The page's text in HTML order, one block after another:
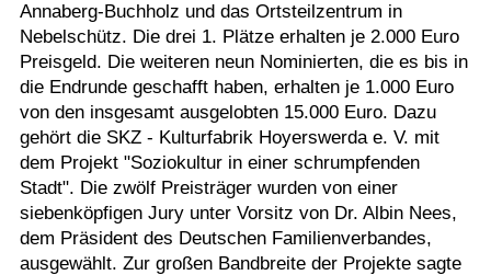
Annaberg-Buchholz und das Ortsteilzentrum in
Nebelschütz. Die drei 1. Plätze erhalten je 2.000 Euro
Preisgeld. Die weiteren neun Nominierten, die es bis in
die Endrunde geschafft haben, erhalten je 1.000 Euro
von den insgesamt ausgelobten 15.000 Euro. Dazu
gehört die SKZ - Kulturfabrik Hoyerswerda e. V. mit
dem Projekt "Soziokultur in einer schrumpfenden
Stadt". Die zwölf Preisträger wurden von einer
siebenköpfigen Jury unter Vorsitz von Dr. Albin Nees,
dem Präsident des Deutschen Familienverbandes,
ausgewählt. Zur großen Bandbreite der Projekte sagte